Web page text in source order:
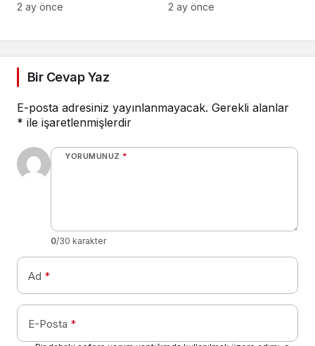
2 ay önce 2 ay önce
Bir Cevap Yaz
E-posta adresiniz yayınlanmayacak. Gerekli alanlar
* ile işaretlenmişlerdir
YORUMUNUZ *
0/30 karakter
Ad *
E-Posta *